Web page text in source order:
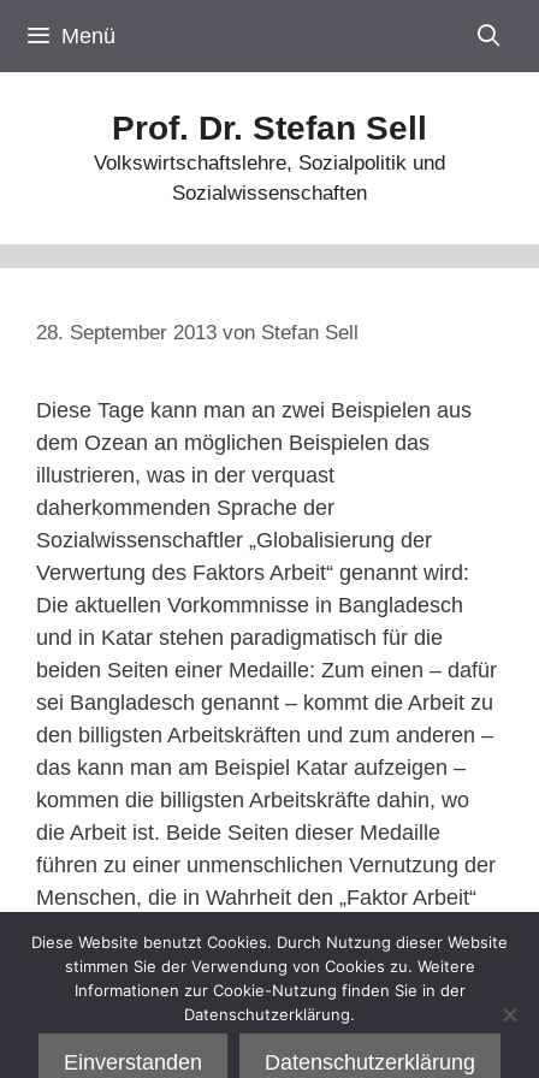
Inhalt
springen
Menü
Prof. Dr. Stefan Sell
Volkswirtschaftslehre, Sozialpolitik und
Sozialwissenschaften
28. September 2013 von Stefan Sell
Diese Tage kann man an zwei Beispielen aus
dem Ozean an möglichen Beispielen das
illustrieren, was in der verquast
daherkommenden Sprache der
Sozialwissenschaftler „Globalisierung der
Verwertung des Faktors Arbeit“ genannt wird:
Die aktuellen Vorkommnisse in Bangladesch
und in Katar stehen paradigmatisch für die
beiden Seiten einer Medaille: Zum einen – dafür
sei Bangladesch genannt – kommt die Arbeit zu
den billigsten Arbeitskräften und zum anderen –
das kann man am Beispiel Katar aufzeigen –
kommen die billigsten Arbeitskräfte dahin, wo
die Arbeit ist. Beide Seiten dieser Medaille
führen zu einer unmenschlichen Vernutzung der
Menschen, die in Wahrheit den „Faktor Arbeit“
>>mehr
Kategorien
Sell
Diese Website benutzt Cookies. Durch Nutzung dieser Website
stimmen Sie der Verwendung von Cookies zu. Weitere
Informationen zur Cookie-Nutzung finden Sie in der
Datenschutzerklärung.
Einverstanden Datenschutzerklärung